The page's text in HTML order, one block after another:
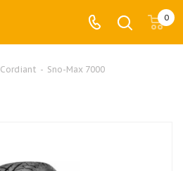
0
Cordiant - Sno-Max 7000